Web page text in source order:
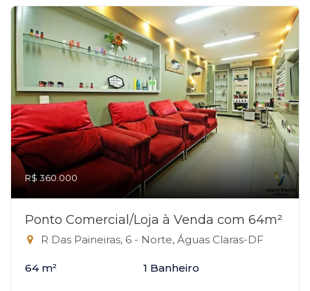
R$ 360.000
Ponto Comercial/Loja à Venda com 64m²
R Das Paineiras, 6 - Norte, Águas Claras-DF
64 m² 1 Banheiro